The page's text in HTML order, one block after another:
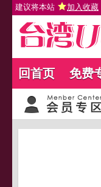
建议将本站 加入收藏
回首页 免费